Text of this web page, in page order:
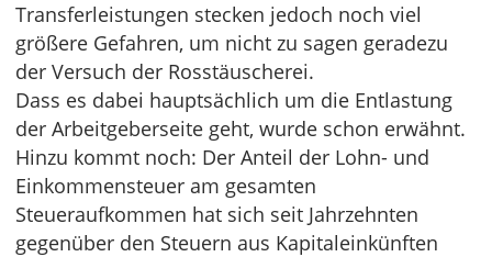
Transferleistungen stecken jedoch noch viel
größere Gefahren, um nicht zu sagen geradezu
der Versuch der Rosstäuscherei.
Dass es dabei hauptsächlich um die Entlastung
der Arbeitgeberseite geht, wurde schon erwähnt.
Hinzu kommt noch: Der Anteil der Lohn- und
Einkommensteuer am gesamten
Steueraufkommen hat sich seit Jahrzehnten
gegenüber den Steuern aus Kapitaleinkünften